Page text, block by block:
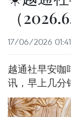
（
17/06/2026 01:41
越通社早安咖
讯，早上几分